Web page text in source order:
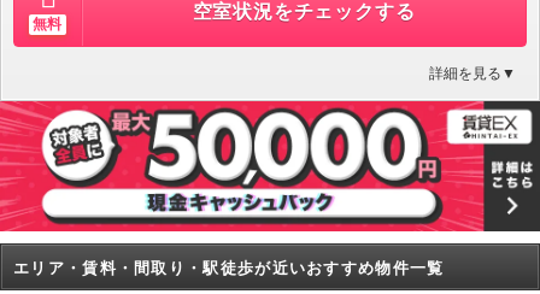
無料
空室状況をチェックする
詳細を見る▼
エリア・賃料・間取り・駅徒歩が近いおすすめ物件一覧